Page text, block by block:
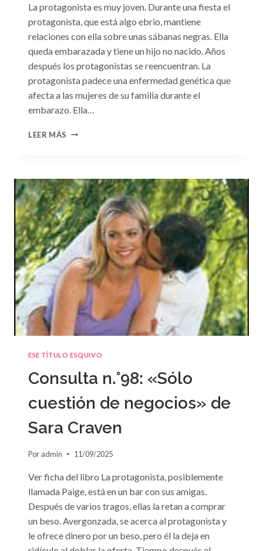
La protagonista es muy joven. Durante una fiesta el
protagonista, que está algo ebrio, mantiene
relaciones con ella sobre unas sábanas negras. Ella
queda embarazada y tiene un hijo no nacido. Años
después los protagonistas se reencuentran. La
protagonista padece una enfermedad genética que
afecta a las mujeres de su familia durante el
embarazo. Ella…
LEER MÁS CONSULTA
ESE TÍTULO ESQUIVO
Consulta n.°98: «Sólo
cuestión de negocios» de
Sara Craven
Por admin 11/09/2025
Ver ficha del libro La protagonista, posiblemente
llamada Paige, está en un bar con sus amigas.
Después de varios tragos, ellas la retan a comprar
un beso. Avergonzada, se acerca al protagonista y
le ofrece dinero por un beso, pero él la deja en